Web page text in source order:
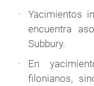
Yacimientos
encuentra
Subbury.
En
filonianos,